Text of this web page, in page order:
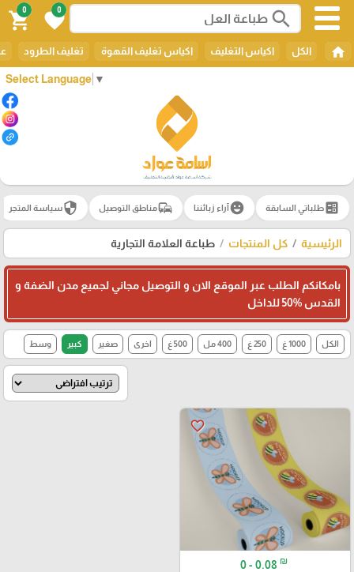
Select Language ▼
search
0
favorite
0
shopping_cart
home الكل اكياس التغليف اكياس تغليف القهوة تغليف الطرود
ballotطلباتي السابقة emoji_emotionsآراء زبائننا commuteمناطق التوصيل securityسياسة المتجر
الرئيسية كل المنتجات طباعة العلامة التجارية
بامكانكم الطلب عبر الموقع الان و التوصيل مجاني لجميع مدن الضفة و
القدس 50‎%‎ للداخل
الكل 1000 غ 250 غ 400 مل 500 غ اخرى صغير كبير وسط
favorite_border
0 - 0.08 ₪